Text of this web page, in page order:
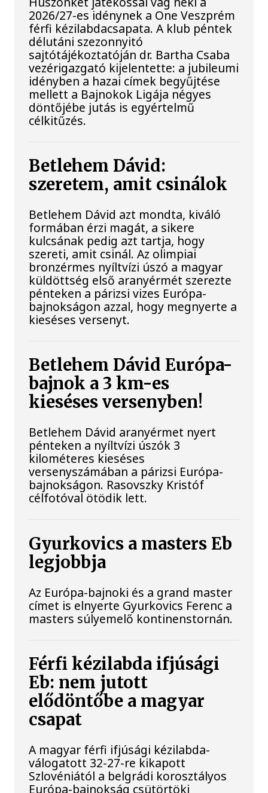
2026/27-es idénynek a One Veszprém
férfi kézilabdacsapata. A klub péntek
délutáni szezonnyitó
sajtótájékoztatóján dr. Bartha Csaba
vezérigazgató kijelentette: a jubileumi
idényben a hazai címek begyűjtése
mellett a Bajnokok Ligája négyes
döntőjébe jutás is egyértelmű
célkitűzés.
Betlehem Dávid:
szeretem, amit csinálok
Betlehem Dávid azt mondta, kiváló
formában érzi magát, a sikere
kulcsának pedig azt tartja, hogy
szereti, amit csinál. Az olimpiai
bronzérmes nyíltvízi úszó a magyar
küldöttség első aranyérmét szerezte
pénteken a párizsi vizes Európa-
bajnokságon azzal, hogy megnyerte a
kieséses versenyt.
Betlehem Dávid Európa-
bajnok a 3 km-es
kieséses versenyben!
Betlehem Dávid aranyérmet nyert
pénteken a nyíltvízi úszók 3
kilométeres kieséses
versenyszámában a párizsi Európa-
bajnokságon. Rasovszky Kristóf
célfotóval ötödik lett.
Gyurkovics a masters Eb
legjobbja
Az Európa-bajnoki és a grand master
címet is elnyerte Gyurkovics Ferenc a
masters súlyemelő kontinenstornán.
Férfi kézilabda ifjúsági
Eb: nem jutott
elődöntőbe a magyar
csapat
A magyar férfi ifjúsági kézilabda-
válogatott 32-27-re kikapott
Szlovéniától a belgrádi korosztályos
Európa-bajnokság csütörtöki